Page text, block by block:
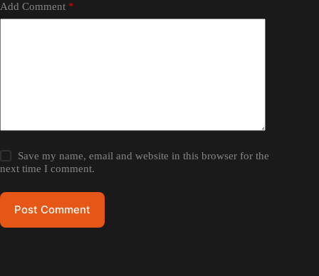
Add Comment *
Save my name, email and website in this browser for the
next time I comment.
Post Comment